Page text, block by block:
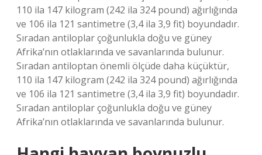
110 ila 147 kilogram (242 ila 324 pound) ağırlığında
ve 106 ila 121 santimetre (3,4 ila 3,9 fit) boyundadır.
Sıradan antiloplar çoğunlukla doğu ve güney
Afrika’nın otlaklarında ve savanlarında bulunur.
Sıradan antiloptan önemli ölçüde daha küçüktür,
110 ila 147 kilogram (242 ila 324 pound) ağırlığında
ve 106 ila 121 santimetre (3,4 ila 3,9 fit) boyundadır.
Sıradan antiloplar çoğunlukla doğu ve güney
Afrika’nın otlaklarında ve savanlarında bulunur.